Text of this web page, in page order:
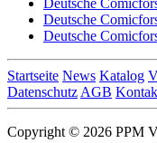
Deutsche
Deutsche
Deutsche
Startseite News Katalog
Datenschutz AGB
Copyright © 2026 PPM